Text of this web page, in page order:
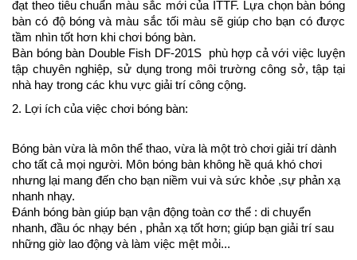
đạt theo tiêu chuẩn màu sắc mới của ITTF. Lựa chọn bàn bóng
bàn có độ bóng và màu sắc tối màu sẽ giúp cho bạn có được
tầm nhìn tốt hơn khi chơi bóng bàn.
Bàn bóng bàn Double Fish DF-201S phù hợp cả với việc luyện
tập chuyên nghiệp, sử dụng trong môi trường công sở, tập tại
nhà hay trong các khu vực giải trí công cộng.
2. Lợi ích của việc chơi bóng bàn:
Bóng bàn vừa là môn thể thao, vừa là một trò chơi giải trí dành
cho tất cả mọi người. Môn bóng bàn không hề quá khó chơi
nhưng lại mang đến cho bạn niềm vui và sức khỏe ,sự phản xạ
nhanh nhạy.
Đánh bóng bàn giúp bạn vận động toàn cơ thể : di chuyển
nhanh, đầu óc nhạy bén , phản xạ tốt hơn; giúp bạn giải trí sau
những giờ lao động và làm việc mệt mỏi...